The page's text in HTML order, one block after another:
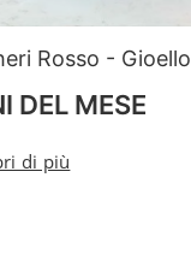
Rosso - Gioello
DEL MESE
di più